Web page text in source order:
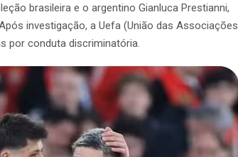
brasileira e o argentino Gianluca Prestianni,
investigação, a Uefa (União das Associações
por conduta discriminatória.